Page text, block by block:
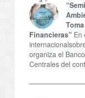
Financieras” En
organiza el
Centrales del